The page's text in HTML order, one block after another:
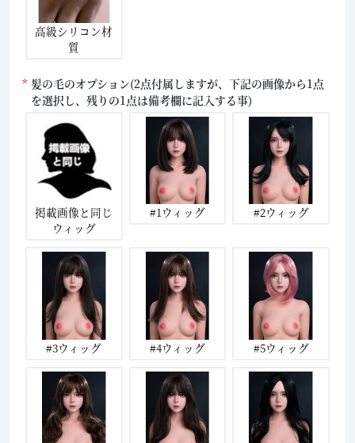
高級シリコン材
質
髪の毛のオプション(2点付属しますが、下記の画像から1点
を選択し、残りの1点は備考欄に記入する事)
掲載画像と同じ
ウィッグ
#1ウィッグ #2ウィッグ
#3ウィッグ #4ウィッグ #5ウィッグ